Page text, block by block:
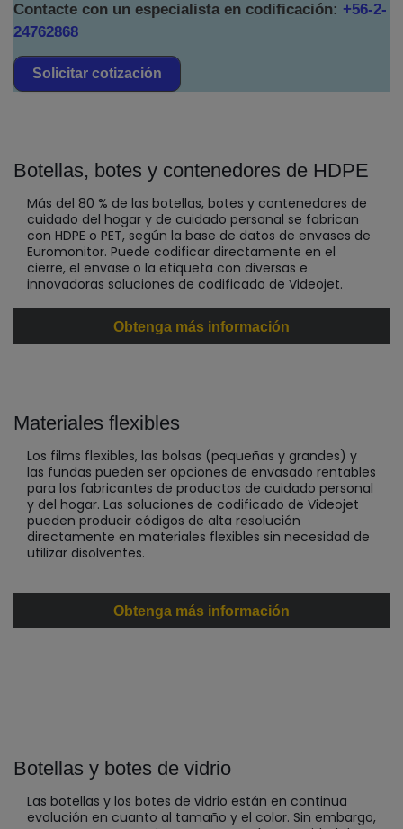
Contacte con un especialista en codificación: +56-2-
24762868
Solicitar cotización
Botellas, botes y contenedores de HDPE
Más del 80 % de las botellas, botes y contenedores de
cuidado del hogar y de cuidado personal se fabrican
con HDPE o PET, según la base de datos de envases de
Euromonitor. Puede codificar directamente en el
cierre, el envase o la etiqueta con diversas e
innovadoras soluciones de codificado de Videojet.
Obtenga más información
Materiales flexibles
Los films flexibles, las bolsas (pequeñas y grandes) y
las fundas pueden ser opciones de envasado rentables
para los fabricantes de productos de cuidado personal
y del hogar. Las soluciones de codificado de Videojet
pueden producir códigos de alta resolución
directamente en materiales flexibles sin necesidad de
utilizar disolventes.
Obtenga más información
Botellas y botes de vidrio
Las botellas y los botes de vidrio están en continua
evolución en cuanto al tamaño y el color. Sin embargo,